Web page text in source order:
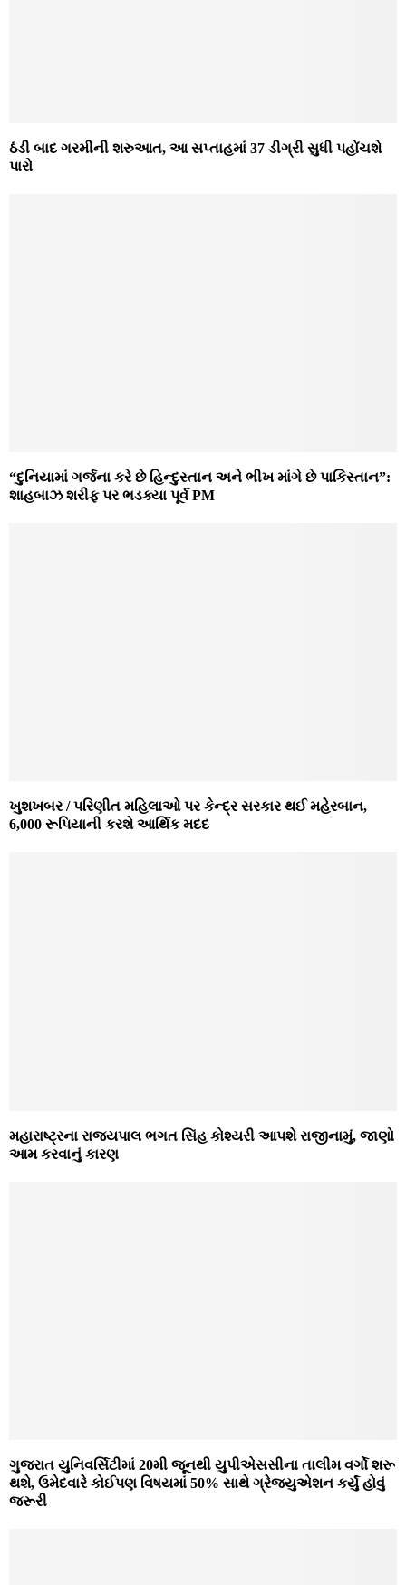
ઠંડી બાદ ગરમીની શરુઆત, આ સપ્તાહમાં 37 ડીગ્રી સુધી પહોંચશે
પારો
“દુનિયામાં ગર્જના કરે છે હિન્દુસ્તાન અને ભીખ માંગે છે પાકિસ્તાન”:
શાહબાઝ શરીફ પર ભડક્યા પૂર્વ PM
ખુશખબર / પરિણીત મહિલાઓ પર કેન્દ્ર સરકાર થઈ મહેરબાન,
6,000 રૂપિયાની કરશે આર્થિક મદદ
મહારાષ્ટ્રના રાજ્યપાલ ભગત સિંહ કોશ્યરી આપશે રાજીનામું, જાણો
આમ કરવાનું કારણ
ગુજરાત યુનિવર્સિટીમાં 20મી જૂનથી યુપીએસસીના તાલીમ વર્ગો શરૂ
થશે, ઉમેદવારે કોઈપણ વિષયમાં 50% સાથે ગ્રેજ્યુએશન કર્યું હોવું
જરૂરી